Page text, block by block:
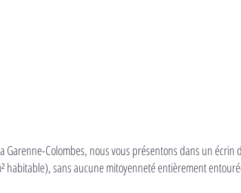
Garenne-Colombes, nous vous présentons dans un
habitable), sans aucune mitoyenneté entièrement